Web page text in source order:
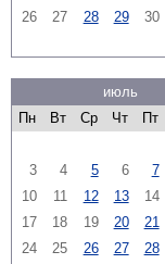
26
27 28 29 30
июль
Пн
Вт Ср Чт Пт
3
4 5 6 7
10
11 12 13 14
17
18 19 20 21
24
25 26 27 28